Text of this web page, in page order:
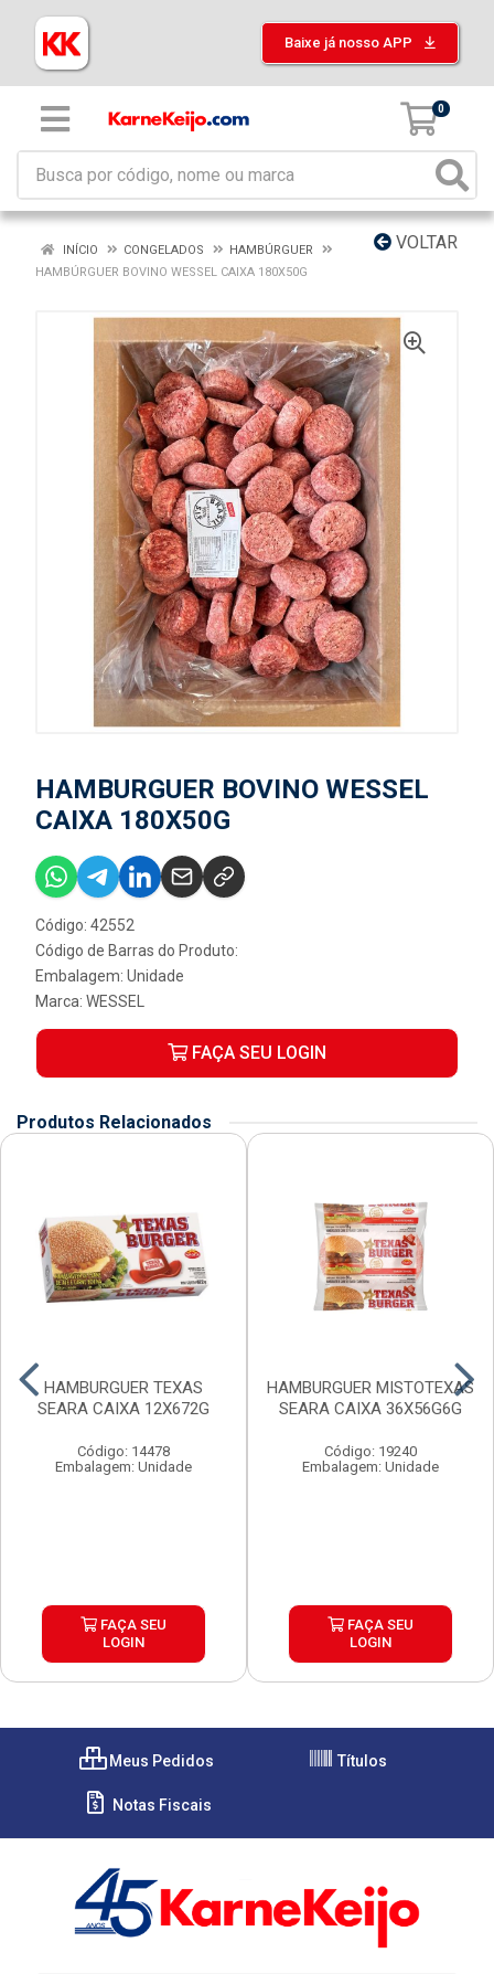
Baixe já nosso APP
0
VOLTAR
INÍCIO CONGELADOS
HAMBÚRGUER
HAMBÚRGUER BOVINO WESSEL CAIXA 180X50G
HAMBURGUER BOVINO WESSEL
CAIXA 180X50G
Código: 42552
Código de Barras do Produto:
Embalagem: Unidade
Marca: WESSEL
FAÇA SEU LOGIN
Produtos Relacionados
HAMBURGUER TEXAS
SEARA CAIXA 12X672G
Código: 14478
Embalagem: Unidade
FAÇA SEU
LOGIN
HAMBURGUER MISTOTEXAS
SEARA CAIXA 36X56G6G
Código: 19240
Embalagem: Unidade
FAÇA SEU
LOGIN
Meus Pedidos Títulos
Notas Fiscais